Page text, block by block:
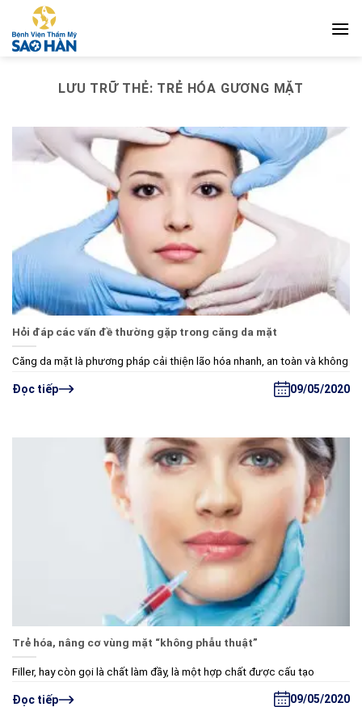
qua
nội
LƯU TRỮ THẺ: TRẺ HÓA GƯƠNG MẶT
Hỏi đáp các vấn đề thường gặp trong căng da mặt
Căng da mặt là phương pháp cải thiện lão hóa nhanh, an toàn và không
Đọc tiếp 09/05/2020
Trẻ hóa, nâng cơ vùng mặt “không phẫu thuật”
Filler, hay còn gọi là chất làm đầy, là một hợp chất được cấu tạo
Đọc tiếp 09/05/2020